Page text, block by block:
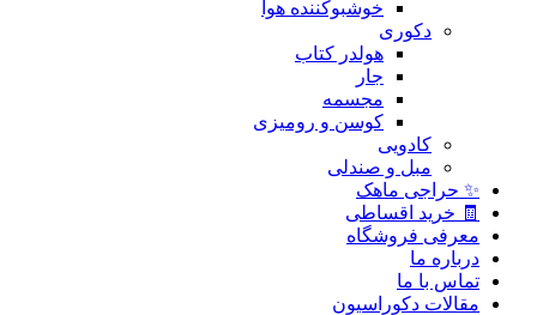
خوشبوکننده هوا
دکوری
هولدر کتاب
جار
مجسمه
کوسن و رومیزی
کادویی
مبل و صندلی
✨ حراجی ماهک
🧾 خرید اقساطی
معرفی فروشگاه
درباره ما
تماس با ما
مقالات دکوراسیون